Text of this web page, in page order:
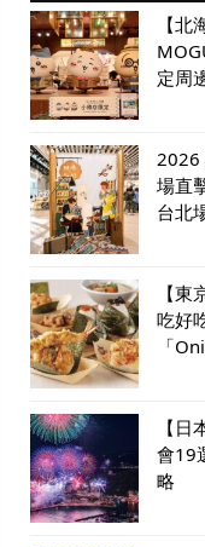
【
定周
2026
場直
台北
【
吃好
「
【
會19
略